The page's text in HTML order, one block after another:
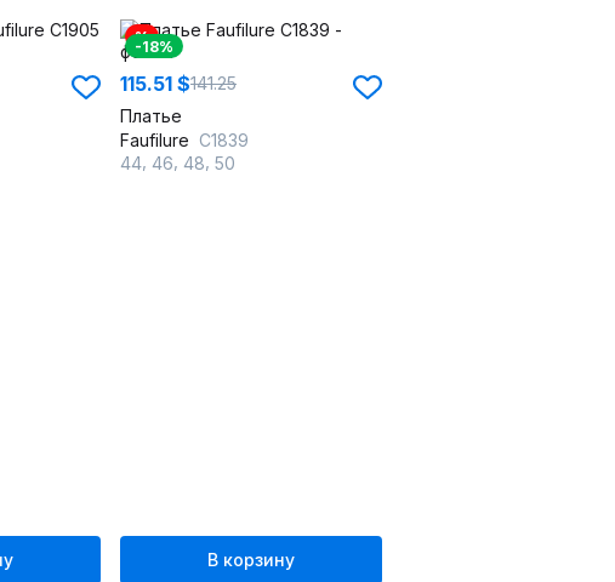
%
-18%
115.51 $141.25
Платье
Faufilure C1839
44 46 48 50
В корзину